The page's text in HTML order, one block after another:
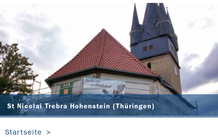
St Nicolai Trebra Hohenstein (Thüringen)
Startseite